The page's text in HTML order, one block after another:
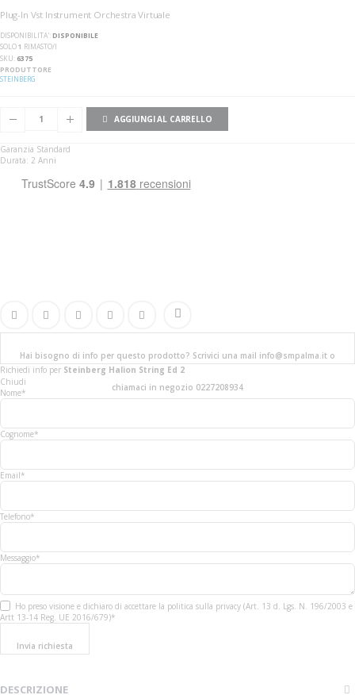
Plug-In Vst Instrument Orchestra Virtuale
DISPONIBILITA':DISPONIBILE
SOLO1 RIMASTO/I
SKU 6375
PRODUTTORE
STEINBERG
AGGIUNGI AL CARRELLO
Garanzia Standard
Durata: 2 Anni
Hai bisogno di info per questo prodotto? Scrivici una mail info@smpalma.it o
chiamaci in negozio 0227208934
Richiedi info per Steinberg Halion String Ed 2
Chiudi
Nome*
Cognome*
Email*
Telefono*
Messaggio*
Ho preso visione e dichiaro di accettare la politica sulla privacy (Art. 13 d. Lgs. N. 196/2003 e
Artt 13-14 Reg. UE 2016/679)*
Invia richiesta
DESCRIZIONE